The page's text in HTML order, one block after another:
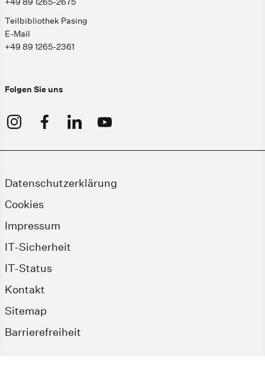
Teilbibliothek Pasing
E-Mail
+49 89 1265-2361
Folgen Sie uns
Datenschutzerklärung
Cookies
Impressum
IT-Sicherheit
IT-Status
Kontakt
Sitemap
Barrierefreiheit